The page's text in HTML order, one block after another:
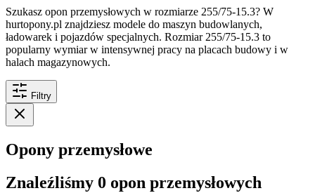
Szukasz opon przemysłowych w rozmiarze 255/75-15.3? W
hurtopony.pl znajdziesz modele do maszyn budowlanych,
ładowarek i pojazdów specjalnych. Rozmiar 255/75-15.3 to
popularny wymiar w intensywnej pracy na placach budowy i w
halach magazynowych.
Filtry
Opony przemysłowe
Znaleźliśmy 0 opon przemysłowych